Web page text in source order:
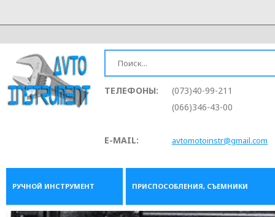
ТЕЛЕФОНЫ:
(073)40-99-211
(066)346-43-00
E-MAIL: avtomotoinstr@gmail.com
РУЧНОЙ ИНСТРУМЕНТ ПРИСПОСОБЛЕНИЯ, СЪЕМНИКИ